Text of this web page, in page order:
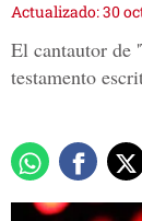
Actualizado: 30
El cantautor de
testamento